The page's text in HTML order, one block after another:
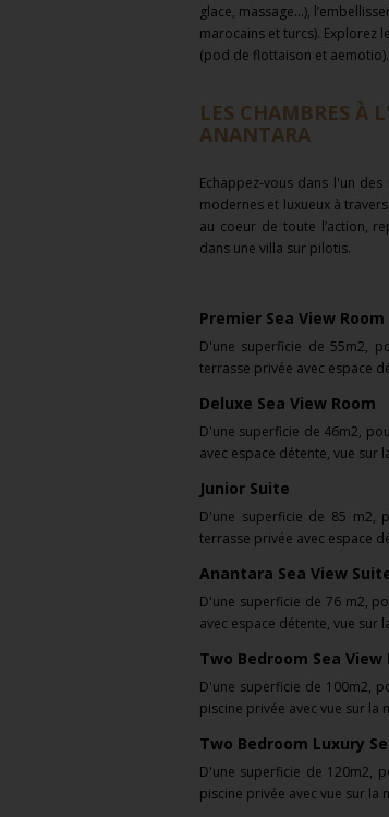
glace, massage...),
marocains et turcs). Explorez
(pod de flottaison et aemotio).
LES CHAMBRES À
ANANTARA
Echappez-vous dans l'un
modernes et luxueux à
au coeur de toute l’action,
dans une villa sur pilotis.
Premier Sea View Room
D'une superficie de 55m2,
terrasse privée avec espace
Deluxe Sea View Room
D'une superficie de 46m2,
avec espace détente, vue sur
Junior Suite
D'une superficie de 85 m2,
terrasse privée avec espace
Anantara Sea View
D'une superficie de 76 m2,
avec espace détente, vue sur
Two Bedroom Sea View
D'une superficie de 100m2,
piscine privée avec vue sur la
Two Bedroom Luxury
D'une superficie de 120m2,
piscine privée avec vue sur la